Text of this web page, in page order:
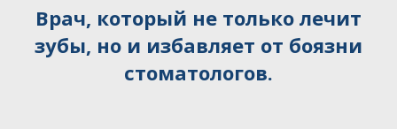
Врач, который не только лечит
зубы, но и избавляет от боязни
стоматологов.